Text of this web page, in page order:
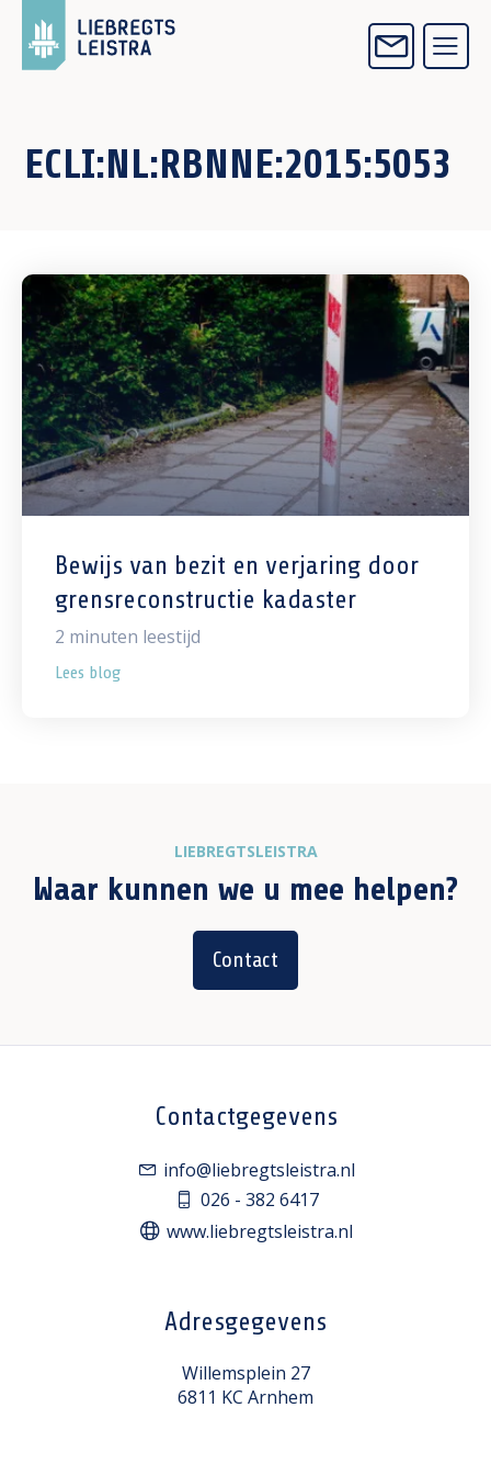
ECLI:NL:RBNNE:2015:5053
Bewijs van bezit en verjaring door
grensreconstructie kadaster
2 minuten leestijd
Lees blog
LIEBREGTSLEISTRA
Waar kunnen we u mee helpen?
Contact
Contactgegevens
info@liebregtsleistra.nl
026 - 382 6417
www.liebregtsleistra.nl
Adresgegevens
Willemsplein 27
6811 KC Arnhem